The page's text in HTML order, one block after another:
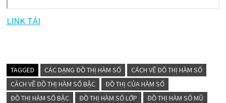
LINK TẢI
TAGGED CÁC DẠNG ĐỒ THỊ HÀM SỐ
CÁCH VẼ ĐỒ THỊ HÀM SỐ
CÁCH VẼ ĐỒ THỊ HÀM SỐ BẬC
ĐỒ THỊ CỦA HÀM SỐ
ĐỒ THỊ HÀM SỐ BẬC
ĐỒ THỊ HÀM SỐ LỚP
ĐỒ THỊ HÀM SỐ MŨ